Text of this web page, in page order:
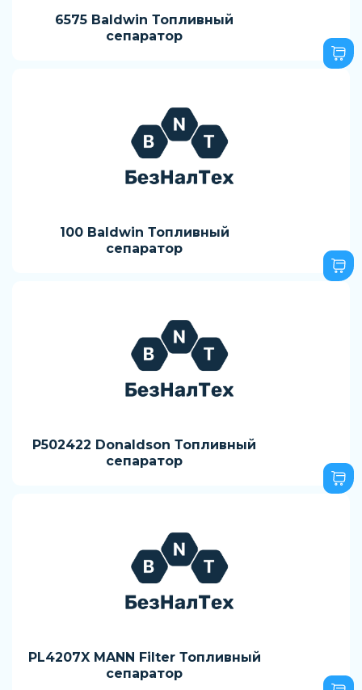
6575 Baldwin Топливный
сепаратор
100 Baldwin Топливный
сепаратор
P502422 Donaldson Топливный
сепаратор
PL4207X MANN Filter Топливный
сепаратор